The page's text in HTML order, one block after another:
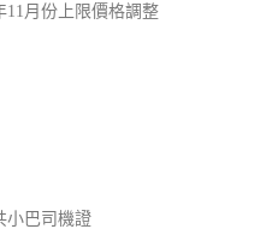
11月份上限價格調整
小巴司機證